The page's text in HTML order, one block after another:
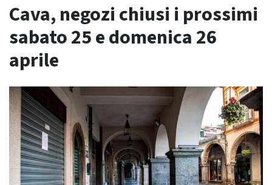
Cava, negozi chiusi i prossimi
sabato 25 e domenica 26
aprile